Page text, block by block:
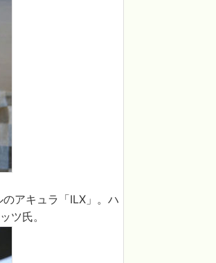
アキュラ「ILX」。ハ
ツ氏。